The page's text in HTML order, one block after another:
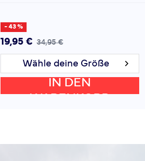
- 43 %
19,95 € 34,95 €
Wähle deine Größe
IN DEN
WARENKORB